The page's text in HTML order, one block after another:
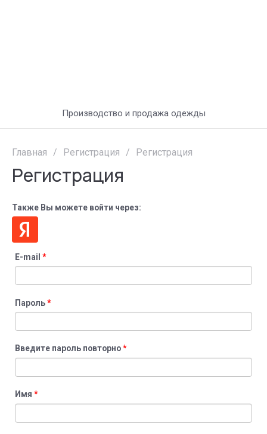
Производство и продажа одежды
Главная / Регистрация / Регистрация
Регистрация
E-mail*
Пароль*
Введите пароль повторно*
Имя*
Также Вы можете войти через: